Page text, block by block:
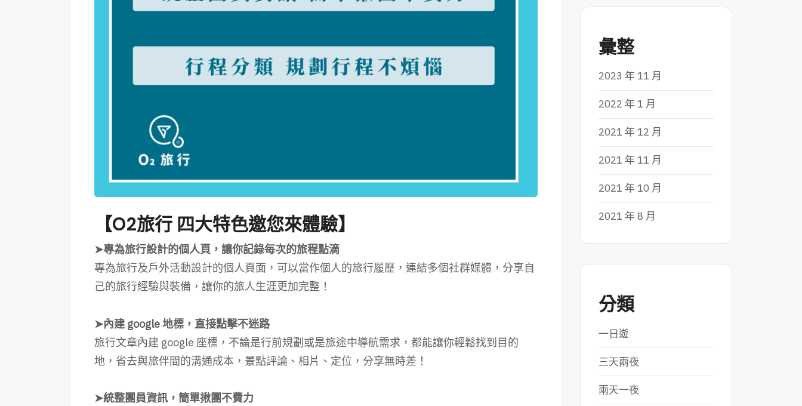
【O2旅行 四大特色邀您來體驗】
➤專為旅行設計的個人頁，讓你記錄每次的旅程點滴
專為旅行及戶外活動設計的個人頁面，可以當作個人的旅行履歷，連結多個社群媒體，分享自
己的旅行經驗與裝備，讓你的旅人生涯更加完整！
➤內建 google 地標，直接點擊不迷路
旅行文章內建 google 座標，不論是行前規劃或是旅途中導航需求，都能讓你輕鬆找到目的
地，省去與旅伴間的溝通成本，景點評論、相片、定位，分享無時差！
➤統整團員資訊，簡單揪團不費力
彙整
2023 年 11 月
2022 年 1 月
2021 年 12 月
2021 年 11 月
2021 年 10 月
2021 年 8 月
分類
一日遊
三天兩夜
兩天一夜